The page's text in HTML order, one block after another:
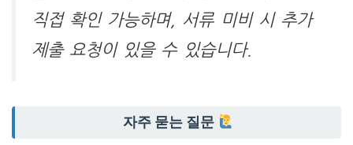
직접 확인 가능하며, 서류 미비 시 추가
제출 요청이 있을 수 있습니다.
자주 묻는 질문